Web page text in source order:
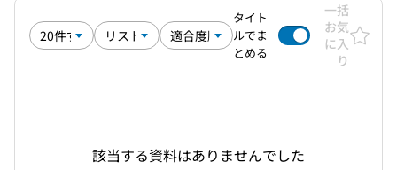
タイト
ルでま
とめる
一括
お気
に入
り
該当する資料はありませんでした